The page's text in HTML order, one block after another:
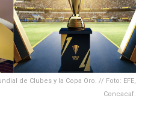
de Clubes y la Copa Oro. // Foto: EFE,
Concacaf.